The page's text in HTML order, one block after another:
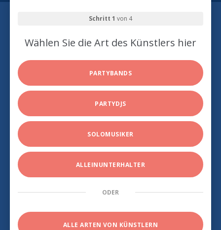
Schritt 1 von 4
Wählen Sie die Art des Künstlers hier
PARTYBANDS
PARTYDJS
SOLOMUSIKER
ALLEINUNTERHALTER
ODER
ALLE ARTEN VON KÜNSTLERN